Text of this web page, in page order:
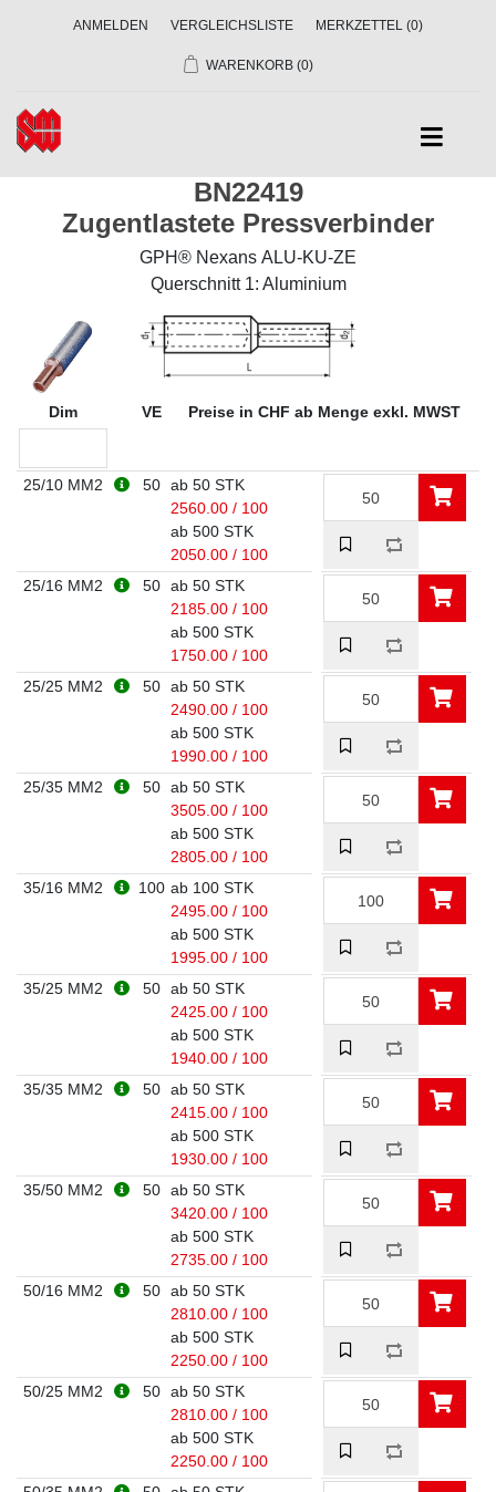
ANMELDEN VERGLEICHSLISTE MERKZETTEL (0)
WARENKORB (0)
BN22419
Zugentlastete Pressverbinder
GPH® Nexans ALU-KU-ZE
Querschnitt 1: Aluminium
Dim VE Preise in CHF ab Menge exkl. MWST
25/10 MM2 50 ab 50 STK
2560.00 / 100
ab 500 STK
2050.00 / 100
25/16 MM2
50 ab 50 STK
2185.00 / 100
ab 500 STK
1750.00 / 100
25/25 MM2
50 ab 50 STK
2490.00 / 100
ab 500 STK
1990.00 / 100
25/35 MM2
50 ab 50 STK
3505.00 / 100
ab 500 STK
2805.00 / 100
35/16 MM2
100 ab 100 STK
2495.00 / 100
ab 500 STK
1995.00 / 100
35/25 MM2
50 ab 50 STK
2425.00 / 100
ab 500 STK
1940.00 / 100
35/35 MM2
50 ab 50 STK
2415.00 / 100
ab 500 STK
1930.00 / 100
35/50 MM2
50 ab 50 STK
3420.00 / 100
ab 500 STK
2735.00 / 100
50/16 MM2
50 ab 50 STK
2810.00 / 100
ab 500 STK
2250.00 / 100
50/25 MM2
50 ab 50 STK
2810.00 / 100
ab 500 STK
2250.00 / 100